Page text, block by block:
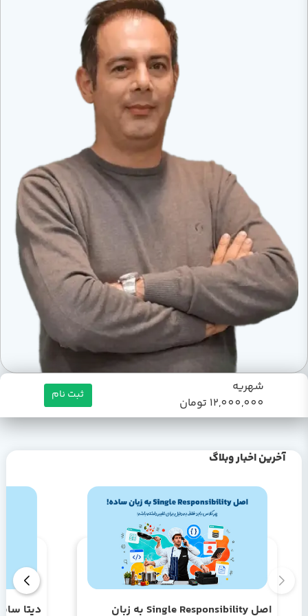
شهریه
12,000,000 تومان
ثبت نام
آخرین اخبار وبلاگ
اصل Single Responsibility به زبان
دیتا